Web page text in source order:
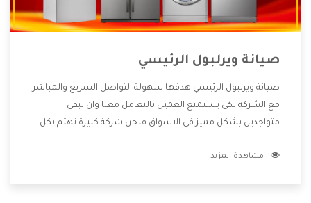
صيانة ويرلبول الرئيسي
صيانة ويرلبول الرئيسي هدفها سهولة التواصل السريع والمباشر
مع الشركة لكى يستمتع العميل بالتعامل معنا وان نبقى
متواجدين بشكل مميز فى الاسواق فنحن شركة كبيرة نهتم بكل
الشركة بها والتى تكون منها خدمة الصيانة التى تكون من أهم
مشاهدة المزيد